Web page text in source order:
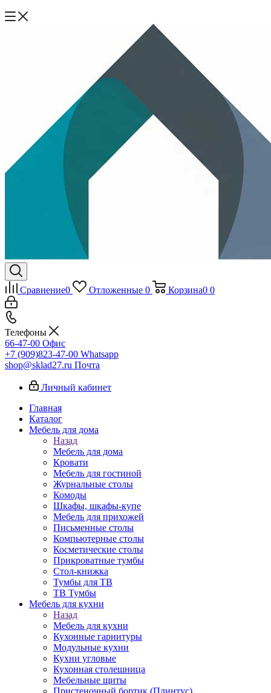
Сравнение0 Отложенные 0 Корзина0 0
Телефоны
66-47-00 Офис
+7 (909)823-47-00 Whatsapp
shop@sklad27.ru Почта
Личный кабинет
Главная
Каталог
Мебель для дома
Назад
Мебель для дома
Кровати
Мебель для гостиной
Журнальные столы
Комоды
Шкафы, шкафы-купе
Мебель для прихожей
Письменные столы
Компьютерные столы
Косметические столы
Прикроватные тумбы
Стол-книжка
Тумбы для ТВ
ТВ Тумбы
Мебель для кухни
Назад
Мебель для кухни
Кухонные гарнитуры
Модульные кухни
Кухни угловые
Кухонная столешница
Мебельные щиты
Пристеночный бортик (Плинтус)